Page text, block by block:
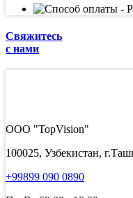
Свяжитесь
с нами
ООО "TopVision"
100025, Узбекистан,
+99899 090 0890